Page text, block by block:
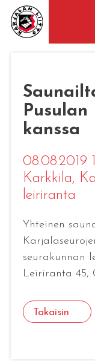
Pusulan
kanssa
08.08.2019
Karkkila,
leiriranta
Yhteinen
seurakunnan
Leiriranta 45,
Takaisin